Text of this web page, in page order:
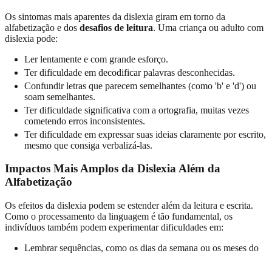
Os sintomas mais aparentes da dislexia giram em torno da
alfabetização e dos desafios de leitura. Uma criança ou adulto com
dislexia pode:
Ler lentamente e com grande esforço.
Ter dificuldade em decodificar palavras desconhecidas.
Confundir letras que parecem semelhantes (como 'b' e 'd') ou
soam semelhantes.
Ter dificuldade significativa com a ortografia, muitas vezes
cometendo erros inconsistentes.
Ter dificuldade em expressar suas ideias claramente por escrito,
mesmo que consiga verbalizá-las.
Impactos Mais Amplos da Dislexia Além da
Alfabetização
Os efeitos da dislexia podem se estender além da leitura e escrita.
Como o processamento da linguagem é tão fundamental, os
indivíduos também podem experimentar dificuldades em:
Lembrar sequências, como os dias da semana ou os meses do